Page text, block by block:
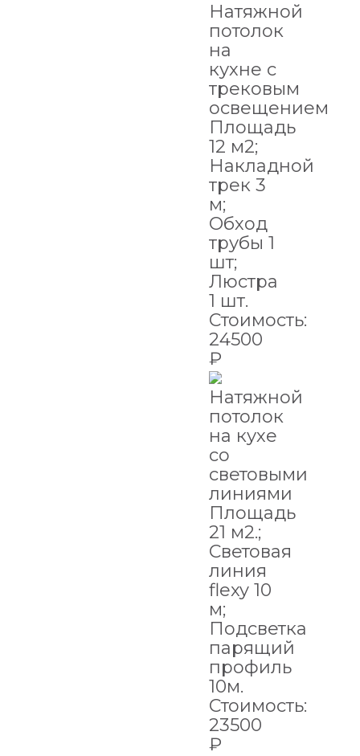
Натяжной
потолок
на
кухне с
трековым
освещением
Площадь
12 м2;
Накладной
трек 3
м;
Обход
трубы 1
шт;
Люстра
1 шт.
Стоимость:
24500
₽
Натяжной
потолок
на кухе
со
световыми
линиями
Площадь
21 м2.;
Световая
линия
flexy 10
м;
Подсветка
парящий
профиль
10м.
Стоимость:
23500
₽